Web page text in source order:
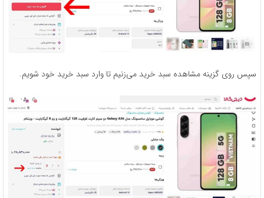
سپس روی گزینه مشاهده سبد خرید می‌زنیم تا وارد سبد خرید خود شویم.